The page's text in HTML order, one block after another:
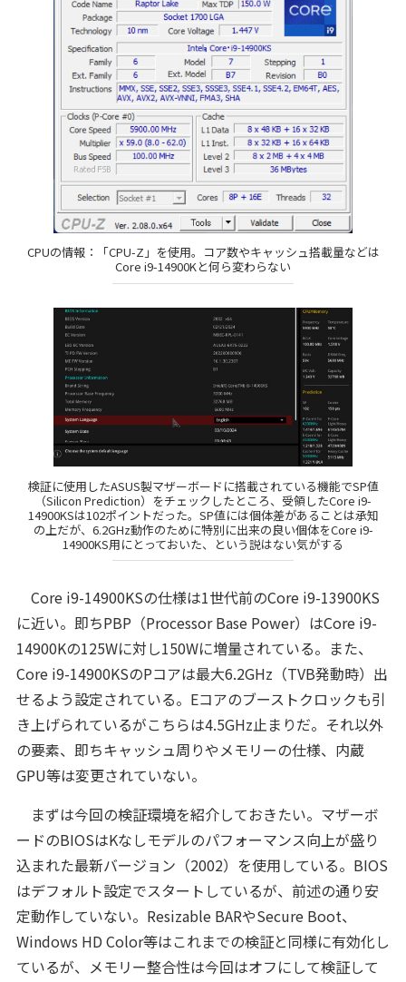
CPUの情報：「CPU-Z」を使用。コア数やキャッシュ搭載量などは
Core i9-14900Kと何ら変わらない
検証に使用したASUS製マザーボードに搭載されている機能でSP値
（Silicon Prediction）をチェックしたところ、受領したCore i9-
14900KSは102ポイントだった。SP値には個体差があることは承知
の上だが、6.2GHz動作のために特別に出来の良い個体をCore i9-
14900KS用にとっておいた、という説はない気がする
Core i9-14900KSの仕様は1世代前のCore i9-13900KS
に近い。即ちPBP（Processor Base Power）はCore i9-
14900Kの125Wに対し150Wに増量されている。また、
Core i9-14900KSのPコアは最大6.2GHz（TVB発動時）出
せるよう設定されている。Eコアのブーストクロックも引
き上げられているがこちらは4.5GHz止まりだ。それ以外
の要素、即ちキャッシュ周りやメモリーの仕様、内蔵
GPU等は変更されていない。
まずは今回の検証環境を紹介しておきたい。マザーボ
ードのBIOSはKなしモデルのパフォーマンス向上が盛り
込まれた最新バージョン（2002）を使用している。BIOS
はデフォルト設定でスタートしているが、前述の通り安
定動作していない。Resizable BARやSecure Boot、
Windows HD Color等はこれまでの検証と同様に有効化し
ているが、メモリー整合性は今回はオフにして検証して